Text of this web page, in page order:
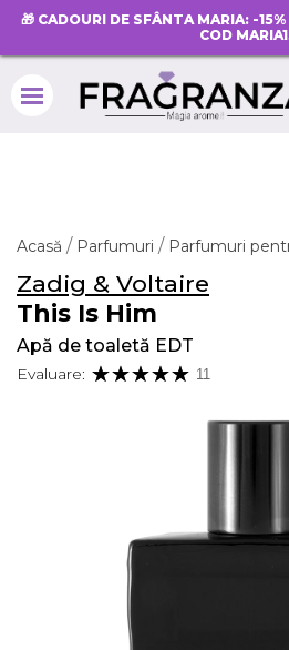
🎁 CADOURI DE SFÂNTA MARIA: -
COD
Acasă Parfumuri Parfumuri
Zadig & Voltaire
This Is Him
Apă de toaletă EDT
Evaluare: 11